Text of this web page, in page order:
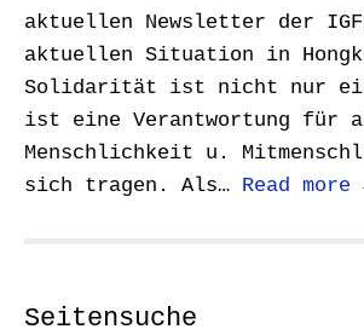
aktuellen Newsletter der
aktuellen Situation in
Solidarität ist nicht nur
ist eine Verantwortung für
Menschlichkeit u.
sich tragen. Als… Read more
Seitensuche